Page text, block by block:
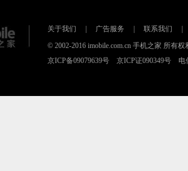
关于我们 广告服务 联系我们
© 2002-2016 imobile.com.cn 手机之家 所有
京ICP备09079639号 京ICP证090349号 电